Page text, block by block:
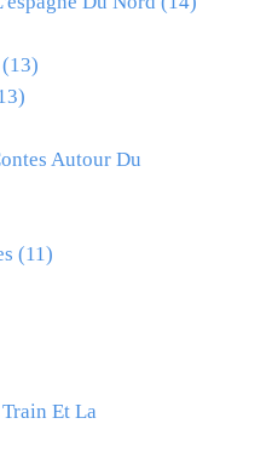
(13)
Autour Du
(11)
Et La